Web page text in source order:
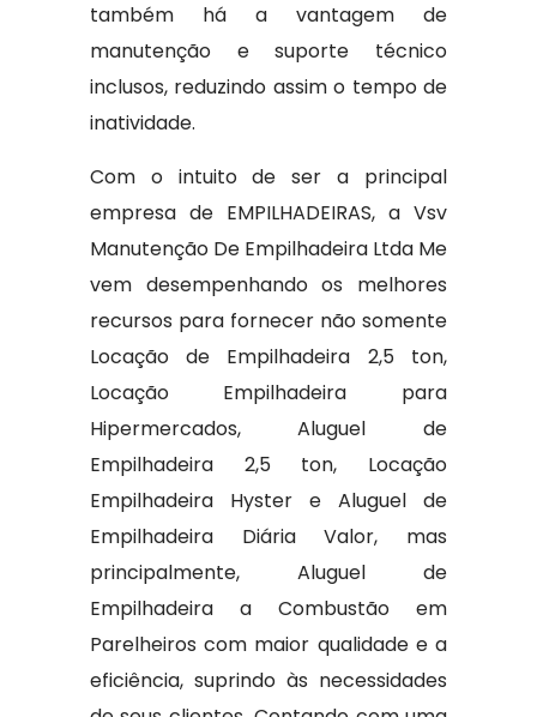
também há a vantagem de
manutenção e suporte técnico
inclusos, reduzindo assim o tempo de
inatividade.
Com o intuito de ser a principal
empresa de EMPILHADEIRAS, a Vsv
Manutenção De Empilhadeira Ltda Me
vem desempenhando os melhores
recursos para fornecer não somente
Locação de Empilhadeira 2,5 ton,
Locação Empilhadeira para
Hipermercados, Aluguel de
Empilhadeira 2,5 ton, Locação
Empilhadeira Hyster e Aluguel de
Empilhadeira Diária Valor, mas
principalmente, Aluguel de
Empilhadeira a Combustão em
Parelheiros com maior qualidade e a
eficiência, suprindo às necessidades